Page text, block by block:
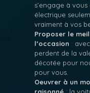
s’engage à
électrique
vraiment à vos
Proposer le
l’occasion :
perdent de la
décotée pour
pour vous.
Oeuvrer à un